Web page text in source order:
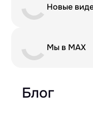
Новые
Мы в MAX
Блог